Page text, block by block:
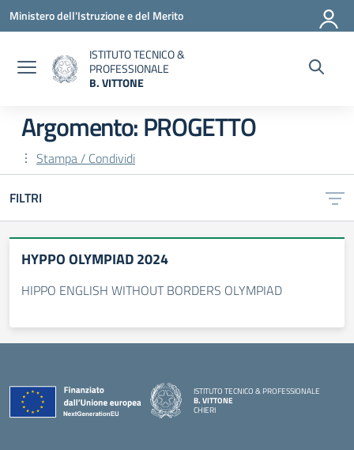
Vai ai contenuti
Vai al menu di navigazione
Vai al footer
Ministero dell'Istruzione e del Merito
ISTITUTO TECNICO &
PROFESSIONALE
B. VITTONE
Argomento: PROGETTO
Stampa / Condividi
FILTRI
HYPPO OLYMPIAD 2024
HIPPO ENGLISH WITHOUT BORDERS OLYMPIAD
ISTITUTO TECNICO & PROFESSIONALE
B. VITTONE
CHIERI